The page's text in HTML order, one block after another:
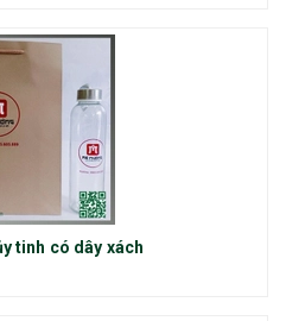
tinh có dây xách